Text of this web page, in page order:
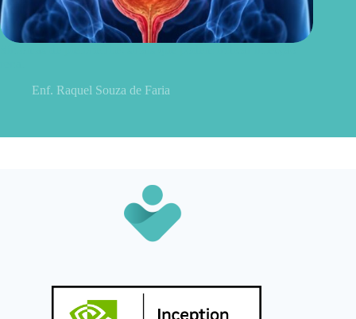
Enf. Raquel Souza de Faria